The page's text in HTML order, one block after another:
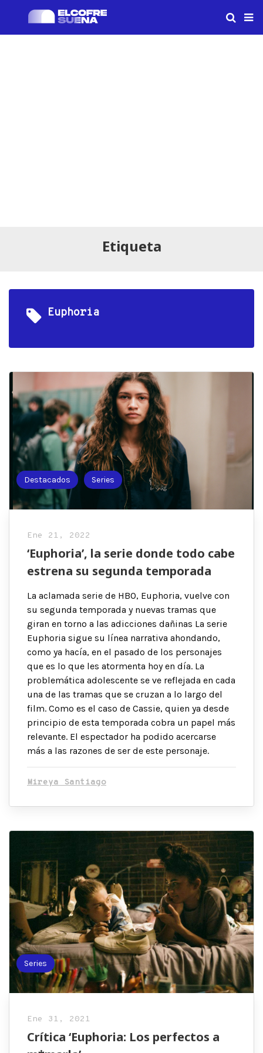
Etiqueta
Euphoria
Destacados Series
Ene 21, 2022
‘Euphoria’, la serie donde todo cabe
estrena su segunda temporada
La aclamada serie de HBO, Euphoria, vuelve con
su segunda temporada y nuevas tramas que
giran en torno a las adicciones dañinas La serie
Euphoria sigue su línea narrativa ahondando,
como ya hacía, en el pasado de los personajes
que es lo que les atormenta hoy en día. La
problemática adolescente se ve reflejada en cada
una de las tramas que se cruzan a lo largo del
film. Como es el caso de Cassie, quien ya desde
principio de esta temporada cobra un papel más
relevante. El espectador ha podido acercarse
más a las razones de ser de este personaje.
Mireya Santiago
Series
Ene 31, 2021
Crítica ‘Euphoria: Los perfectos a